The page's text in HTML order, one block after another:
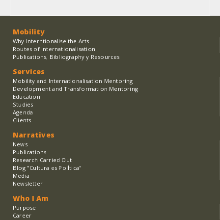
Mobility
Why Interntionalise the Arts
Routes of Internationalisation
Publications, Bibliography y Resources
Services
Mobility and Internationalisation Mentoring
Development and Transformation Mentoring
Education
Studies
Agenda
Clients
Narratives
News
Publications
Research Carried Out
Blog "Cultura es PolÍtica"
Media
Newsletter
Who I Am
Purpose
Career